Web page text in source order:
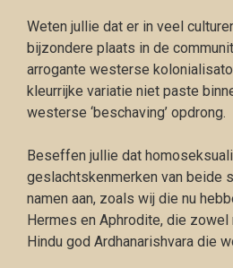
Weten jullie dat er in veel
bijzondere plaats in de
arrogante westerse
kleurrijke variatie niet paste
westerse ‘beschaving’ opdrong.
Beseffen jullie dat
geslachtskenmerken van beide
namen aan, zoals wij die nu
Hermes en Aphrodite, die
Hindu god Ardhanarishvara die